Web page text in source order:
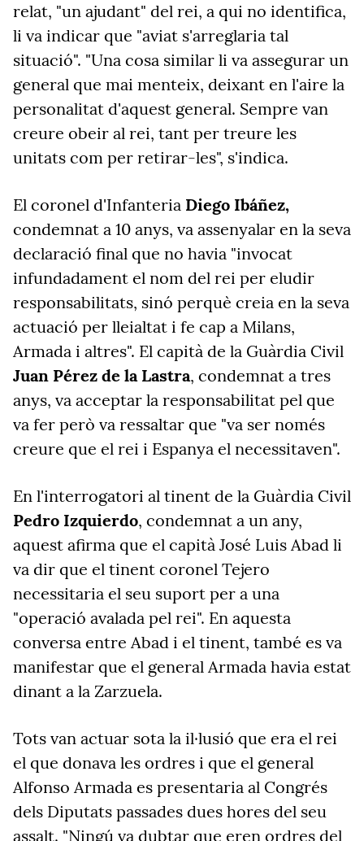
relat, "un ajudant" del rei, a qui no identifica,
li va indicar que "aviat s'arreglaria tal
situació". "Una cosa similar li va assegurar un
general que mai menteix, deixant en l'aire la
personalitat d'aquest general. Sempre van
creure obeir al rei, tant per treure les
unitats com per retirar-les", s'indica.
El coronel d'Infanteria Diego Ibáñez,
condemnat a 10 anys, va assenyalar en la seva
declaració final que no havia "invocat
infundadament el nom del rei per eludir
responsabilitats, sinó perquè creia en la seva
actuació per lleialtat i fe cap a Milans,
Armada i altres". El capità de la Guàrdia Civil
Juan Pérez de la Lastra, condemnat a tres
anys, va acceptar la responsabilitat pel que
va fer però va ressaltar que "va ser només
creure que el rei i Espanya el necessitaven".
En l'interrogatori al tinent de la Guàrdia Civil
Pedro Izquierdo, condemnat a un any,
aquest afirma que el capità José Luis Abad li
va dir que el tinent coronel Tejero
necessitaria el seu suport per a una
"operació avalada pel rei". En aquesta
conversa entre Abad i el tinent, també es va
manifestar que el general Armada havia estat
dinant a la Zarzuela.
Tots van actuar sota la il·lusió que era el rei
el que donava les ordres i que el general
Alfonso Armada es presentaria al Congrés
dels Diputats passades dues hores del seu
assalt. "Ningú va dubtar que eren ordres del